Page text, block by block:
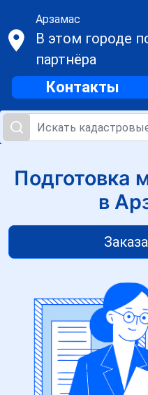
Арзамас
В этом городе
партнёра
Контакты
Подготовка
в